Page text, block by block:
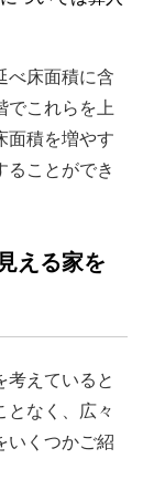
べ床面積に含
でこれらを上
面積を増やす
ることができ
える家を
考えていると
となく、広々
いくつかご紹